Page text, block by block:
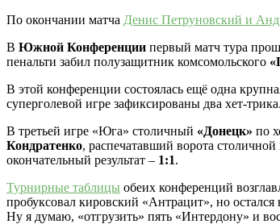
По окончании матча Денис Петруновский и
В Южной Конференции первый матч тура
пенальти забил полузащитник комсомольского
В этой конференции состоялась ещё одна
суперголевой игре зафиксированы два хет-
В третьей игре «Юга» столичный «Донецк» по
Кондратенко, распечатавший ворота
окончательный результат – 1:1.
Турнирные таблицы обеих конференций
пробуксовал кировский «Антрацит», но
Ну я думаю, «отгрузить» пять «Интердону»